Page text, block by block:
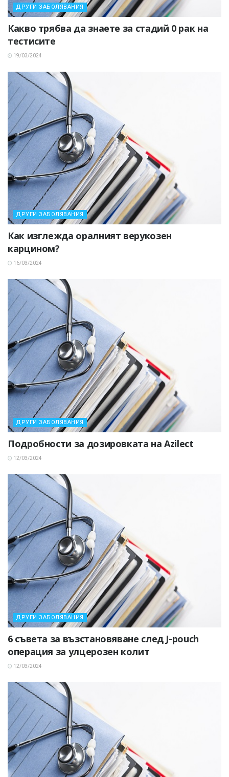
ДРУГИ ЗАБОЛЯВАНИЯ
Какво трябва да знаете за стадий 0 рак на
тестисите
19/03/2024
ДРУГИ ЗАБОЛЯВАНИЯ
Как изглежда оралният верукозен
карцином?
16/03/2024
ДРУГИ ЗАБОЛЯВАНИЯ
Подробности за дозировката на Azilect
12/03/2024
ДРУГИ ЗАБОЛЯВАНИЯ
6 съвета за възстановяване след J-pouch
операция за улцерозен колит
12/03/2024